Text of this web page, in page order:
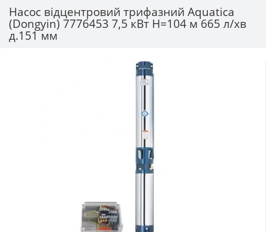
Насос відцентровий трифазний Aquatica
(Dongyin) 7776453 7,5 кВт H=104 м 665 л/хв
д.151 мм